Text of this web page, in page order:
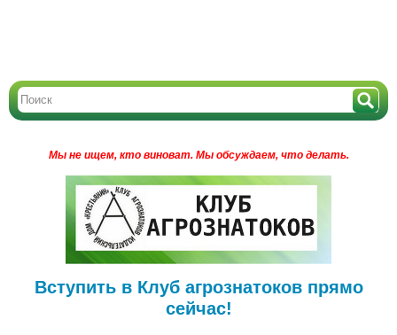
Мы не ищем, кто виноват. Мы обсуждаем, что делать.
Вступить в Клуб агрознатоков прямо
сейчас!